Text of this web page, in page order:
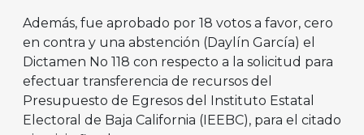
Además, fue aprobado por 18 votos a favor, cero
en contra y una abstención (Daylín García) el
Dictamen No 118 con respecto a la solicitud para
efectuar transferencia de recursos del
Presupuesto de Egresos del Instituto Estatal
Electoral de Baja California (IEEBC), para el citado